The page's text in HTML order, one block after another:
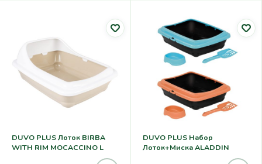
DUVO PLUS Лоток BIRBA
WITH RIM MOCACCINO L
DUVO PLUS Набор
Лоток+миска ALADDIN